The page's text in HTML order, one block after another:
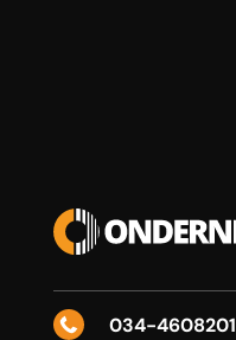
 034-4608201